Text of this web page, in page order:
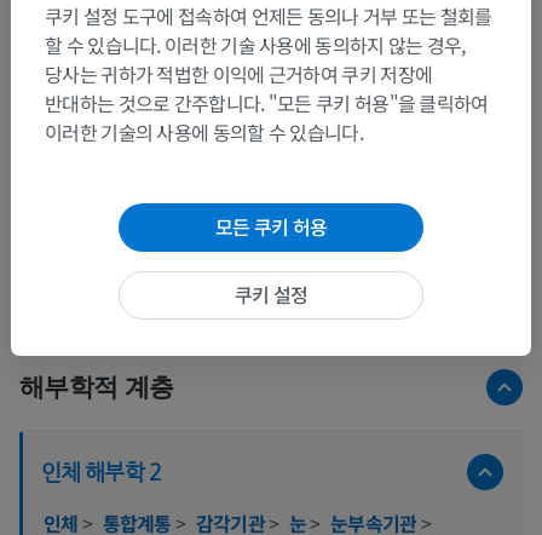
해부학적 계층
인체 해부학 2
인체> 통합계통> 감각기관> 눈> 눈부속기관>
쿠키 설정 도구에 접속하여 언제든 동의나 거부 또는 철회를
할 수 있습니다. 이러한 기술 사용에 동의하지 않는 경우,
당사는 귀하가 적법한 이익에 근거하여 쿠키 저장에
반대하는 것으로 간주합니다. "모든 쿠키 허용"을 클릭하여
이러한 기술의 사용에 동의할 수 있습니다.
모든 쿠키 허용
쿠키 설정